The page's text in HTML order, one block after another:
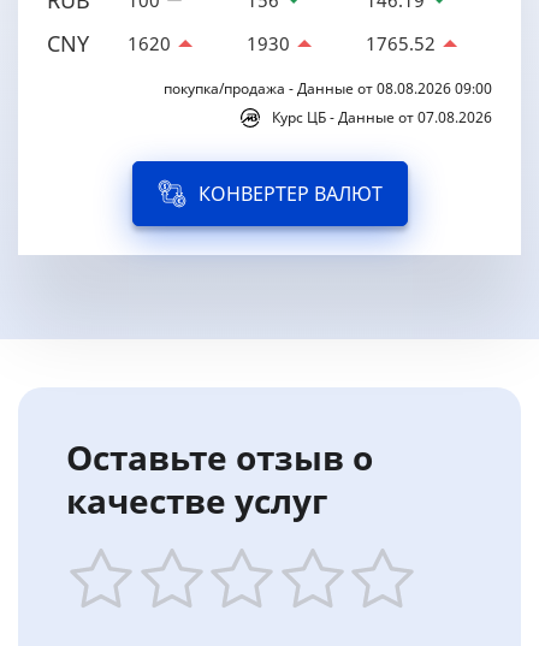
CNY 1620 1930 1765.52
покупка/продажа - Данные от 08.08.2026 09:00
Курс ЦБ - Данные от 07.08.2026
КОНВЕРТЕР ВАЛЮТ
Оставьте отзыв о
качестве услуг